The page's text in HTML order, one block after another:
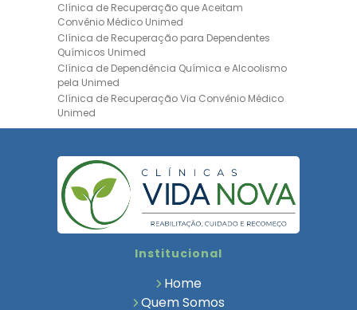
Clínica de Recuperação que Aceitam
Convênio Médico Unimed
Clínica de Recuperação para Dependentes
Químicos Unimed
Clínica de Dependência Química e Alcoolismo
pela Unimed
Clínica de Recuperação Via Convênio Médico
Unimed
Clínica de Recuperação Convênio Bradesco
Bradesco Saúde
Hospital Psiquiátrico para Dependentes
Químicos Unimed
Internação Unimed para Dependentes
Químicos
Bradesco SaúdeInstitucional
Home
Quem Somos